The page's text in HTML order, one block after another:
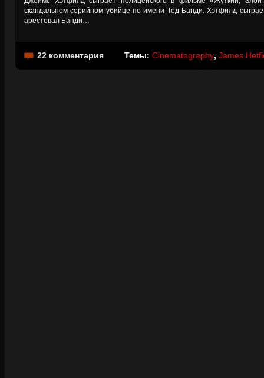
скандальном серийном убийце по имени Тед Банди. Хэтфилд
арестовал Банди…
22 комментария Темы: Cinematography, James